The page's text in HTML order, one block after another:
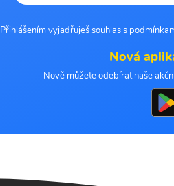
Přihlášením vyjadřuješ souhlas s
Nová
Nově můžete odebírat naše